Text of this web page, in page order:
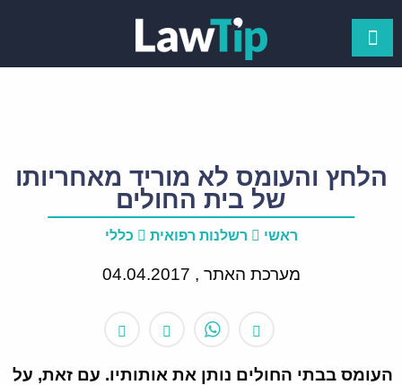
הלחץ והעומס לא מוריד מאחריותו
של בית החולים
ראשי רשלנות רפואית כללי
מערכת האתר , 04.04.2017
העומס בבתי החולים נותן את אותותיו. עם זאת, על